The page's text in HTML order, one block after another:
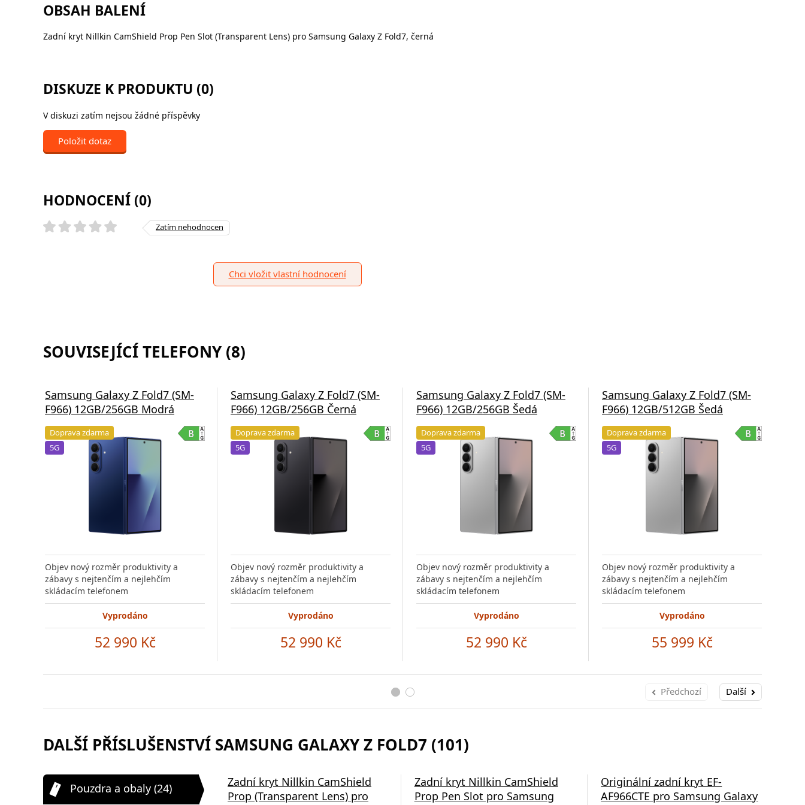
OBSAH BALENÍ
Zadní kryt Nillkin CamShield Prop Pen Slot (Transparent Lens) pro Samsung Galaxy Z Fold7, černá
DISKUZE K PRODUKTU (0)
V diskuzi zatím nejsou žádné příspěvky
Položit dotaz
HODNOCENÍ (0)
Zatím nehodnocen
Chci vložit vlastní hodnocení
SOUVISEJÍCÍ TELEFONY (8)
Samsung Galaxy Z Fold7 (SM-
F966) 12GB/256GB Modrá
Doprava zdarma
5G
Objev nový rozměr produktivity a
zábavy s nejtenčím a nejlehčím
skládacím telefonem
Vyprodáno
52 990 Kč
Samsung Galaxy Z Fold7 (SM-
F966) 12GB/256GB Černá
Doprava zdarma
5G
Objev nový rozměr produktivity a
zábavy s nejtenčím a nejlehčím
skládacím telefonem
Vyprodáno
52 990 Kč
Samsung Galaxy Z Fold7 (SM-
F966) 12GB/256GB Šedá
Doprava zdarma
5G
Objev nový rozměr produktivity a
zábavy s nejtenčím a nejlehčím
skládacím telefonem
Vyprodáno
52 990 Kč
Samsung Galaxy Z Fold7 (SM-
F966) 12GB/512GB Šedá
Doprava zdarma
5G
Objev nový rozměr produktivity a
zábavy s nejtenčím a nejlehčím
skládacím telefonem
Vyprodáno
55 999 Kč
Předchozí Další
DALŠÍ PŘÍSLUŠENSTVÍ SAMSUNG GALAXY Z FOLD7 (101)
Pouzdra a obaly (24)
Zadní kryt Nillkin CamShield
Prop (Transparent Lens) pro
Zadní kryt Nillkin CamShield
Prop Pen Slot pro Samsung
Originální zadní kryt EF-
AF966CTE pro Samsung Galaxy